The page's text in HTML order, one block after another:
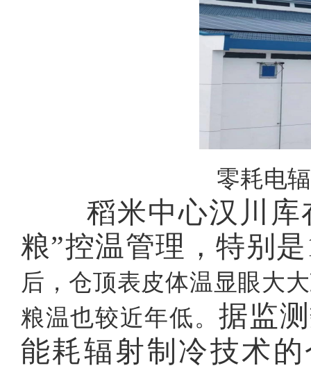
零耗电
稻米中心汉川库
粮”控温管理，特别
后，仓顶表皮体温显眼大
粮温也较近年低。据监
能耗辐射制冷技术